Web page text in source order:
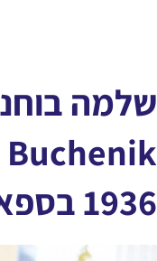
1936 בספאקס שבתוניסיה